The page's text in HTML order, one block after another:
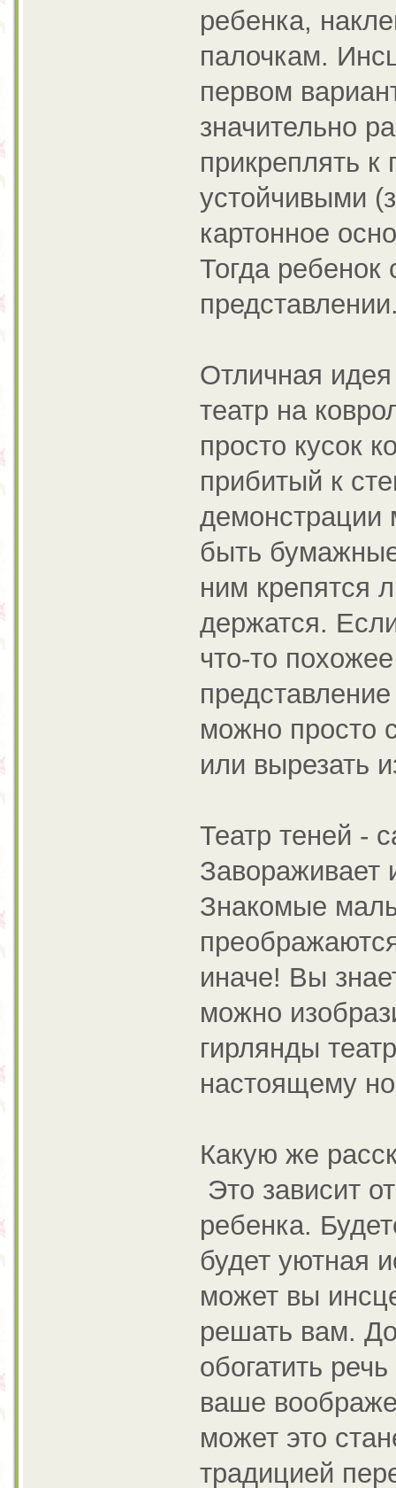
ребенка,
палочкам.
первом
значительно
прикреплять
устойчивыми
картонное
Тогда ребенок
Отличная
театр на
просто кусок
прибитый к
демонстрации
быть
ним крепятся
держатся.
что-то
можно просто
или вырезать
Театр теней -
Завораживает
Знакомые
иначе! Вы
можно
гирлянды
настоящему
Какую же
Это зависит
ребенка.
будет уютная
может вы
решать вам.
обогатить
ваше
может это
традицией